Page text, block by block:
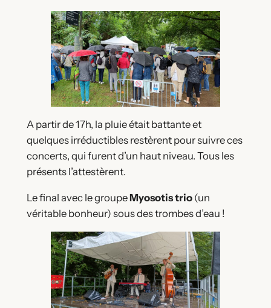
A partir de 17h, la pluie était battante et
quelques irréductibles restèrent pour suivre ces
concerts, qui furent d’un haut niveau. Tous les
présents l’attestèrent.
Le final avec le groupeMyosotis trio(un
véritable bonheur) sous des trombes d’eau !